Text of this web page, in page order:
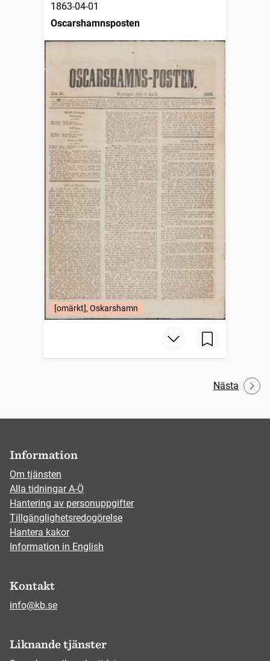
1863-04-01
Oscarshamnsposten
[omärkt], Oskarshamn
Nästa
Information
Om tjänsten
Alla tidningar A-Ö
Hantering av personuppgifter
Tillgänglighetsredogörelse
Hantera kakor
Information in English
Kontakt
info@kb.se
Liknande tjänster